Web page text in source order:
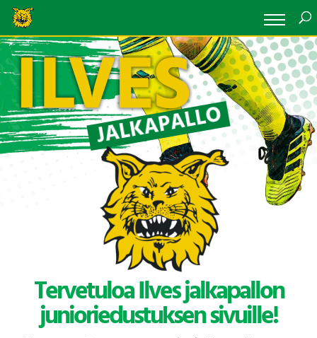
JALKAPALLO
Tervetuloa Ilves jalkapallon
junioriedustuksen sivuille!